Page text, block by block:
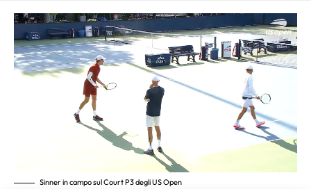
Sinner in campo sul Court P3 degli US Open